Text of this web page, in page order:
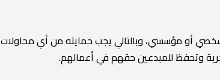
أو مؤسسي، وبالتالي يجب حمايته من أي محاولات
وتحفظ للمبدعين حقهم في أعمالهم.